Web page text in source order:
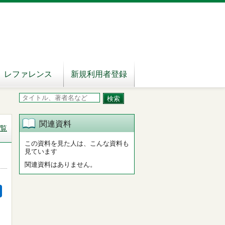
レファレンス 新規利用者登録
関連資料
この資料を見た人は、こんな資料も
見ています
関連資料はありません。